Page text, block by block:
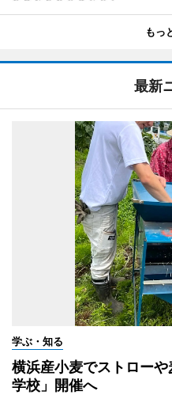
もっ
最新
学ぶ・知る
横浜産小麦でストロー
学校」開催へ